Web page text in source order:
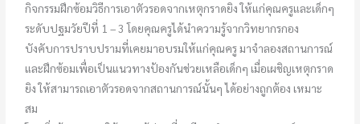
กิจกรรมฝึกซ้อมวิธีการเอาตัวรอดจากเหตุกราดยิง ให้แก่คุณครูและเด็กๆ
ระดับปฐมวัยปีที่ 1 – 3 โดยคุณครูได้นำความรู้จากวิทยากรกอง
บังคับการปราบปรามที่เคยมาอบรมให้แก่คุณครู มาจำลองสถานการณ์
และฝึกซ้อมเพื่อเป็นแนวทางป้องกันช่วยเหลือเด็กๆ เมื่อเผชิญเหตุกราด
ยิง ให้สามารถเอาตัวรอดจากสถานการณ์นั้นๆ ได้อย่างถูกต้อง เหมาะ
สม